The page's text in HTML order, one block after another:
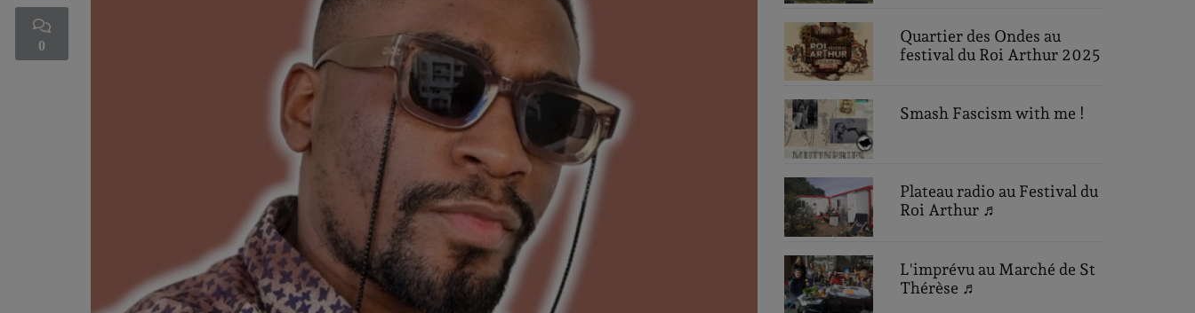
0
Quartier des Ondes au
festival du Roi Arthur 2025
Smash Fascism with me !
Plateau radio au Festival du
Roi Arthur ♬
L'imprévu au Marché de St
Thérèse ♬